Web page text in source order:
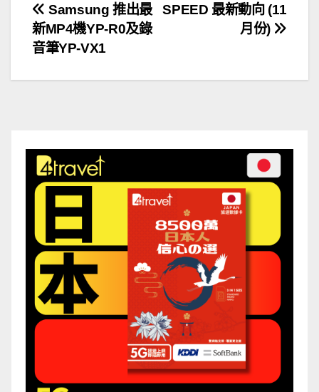
文
章
導
SPEED 最新動向 (11
月份)
Samsung 推出最
新MP4機YP-R0及錄
音筆YP-VX1